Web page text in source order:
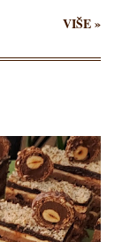
Dodati
i sve
sredinu, a
VIŠE »